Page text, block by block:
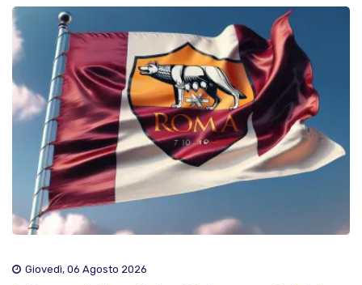
Giovedì, 06 Agosto 2026